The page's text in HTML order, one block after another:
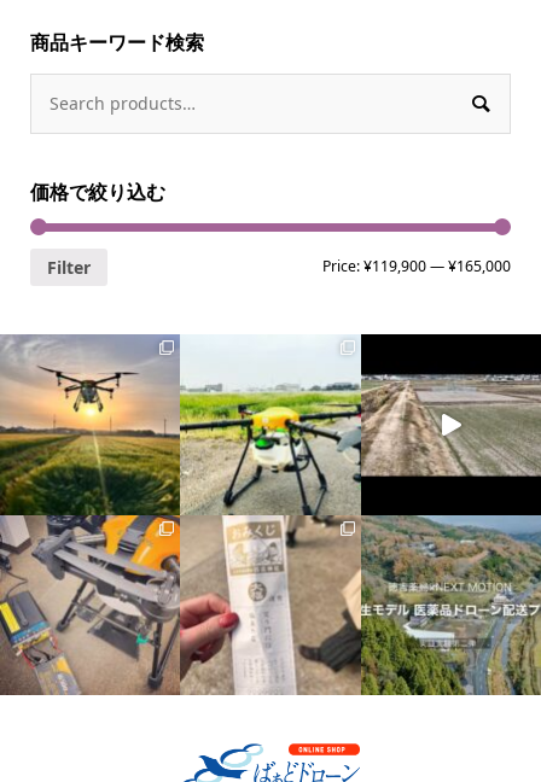
商品キーワード検索

価格で絞り込む
Filter Price:¥119,900—¥165,000